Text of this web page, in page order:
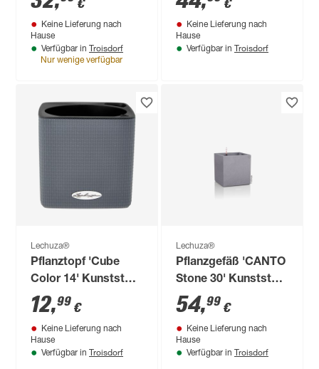
weiß Ø 22 x 20,5 cm
€
Keine Lieferung nach
Hause
Verfügbar in Troisdorf
Nur wenige verfügbar
Kunststoff weiß 79 x
19 x 19 cm
€
Keine Lieferung nach
Hause
Verfügbar in Troisdorf
Lechuza®
Pflanztopf 'Cube
Color 14' Kunststoff
grau 14 x 14 x 14 cm
12,99 €
Keine Lieferung nach
Hause
Verfügbar in Troisdorf
Lechuza®
Pflanzgefäß 'CANTO
Stone 30' Kunststoff
steingrau 30,8 x 30 x
30 cm
54,99 €
Keine Lieferung nach
Hause
Verfügbar in Troisdorf